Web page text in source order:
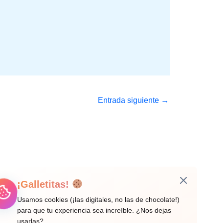
Entrada siguiente →
¡Galletitas!
Usamos cookies (¡las digitales, no las de chocolate!)
para que tu experiencia sea increíble. ¿Nos dejas
usarlas?